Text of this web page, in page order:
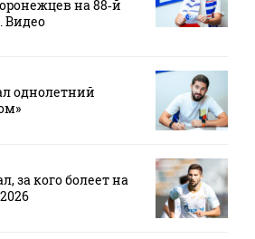
на 88‑й
Видео
однолетний
за кого болеет на